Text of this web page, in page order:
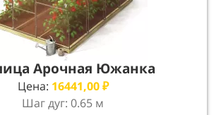
Арочная Южанка
Цена: 16441,00 ₽
Шаг дуг: 0.65 м